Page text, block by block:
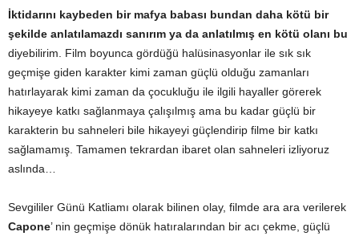
İktidarını kaybeden bir mafya babası bundan daha kötü bir
şekilde anlatılamazdı sanırım ya da anlatılmış en kötü olanı bu
diyebilirim. Film boyunca gördüğü halüsinasyonlar ile sık sık
geçmişe giden karakter kimi zaman güçlü olduğu zamanları
hatırlayarak kimi zaman da çocukluğu ile ilgili hayaller görerek
hikayeye katkı sağlanmaya çalışılmış ama bu kadar güçlü bir
karakterin bu sahneleri bile hikayeyi güçlendirip filme bir katkı
sağlamamış. Tamamen tekrardan ibaret olan sahneleri izliyoruz
aslında…
Sevgililer Günü Katliamı olarak bilinen olay, filmde ara ara verilerek
Capone’ nin geçmişe dönük hatıralarından bir acı çekme, güçlü